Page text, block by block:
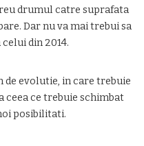
drumul catre suprafata
Dar nu va mai trebui sa
din 2014.
de evolutie, in care trebuie
ceea ce trebuie schimbat
posibilitati.